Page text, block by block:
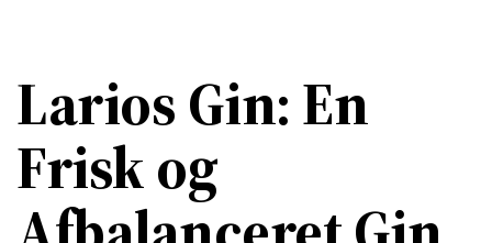
Larios Gin: En
Frisk og